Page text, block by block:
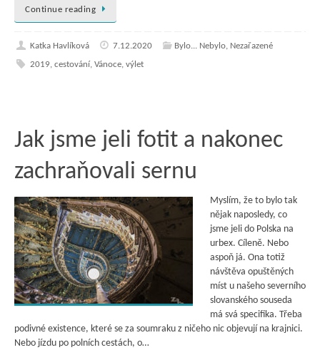
Continue reading
Katka Havlíková 7.12.2020 Bylo... Nebylo, Nezařazené
2019, cestování, Vánoce, výlet
Jak jsme jeli fotit a nakonec
zachraňovali sernu
Myslím, že to bylo tak
nějak naposledy, co
jsme jeli do Polska na
urbex. Cíleně. Nebo
aspoň já. Ona totiž
návštěva opuštěných
míst u našeho severního
slovanského souseda
má svá specifika. Třeba
podivné existence, které se za soumraku z ničeho nic objevují na krajnici.
Nebo jízdu po polních cestách, o…